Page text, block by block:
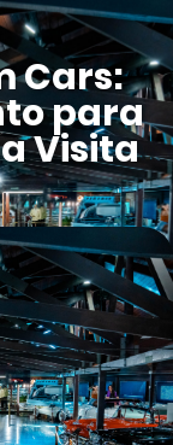
Cars:
para
Visita